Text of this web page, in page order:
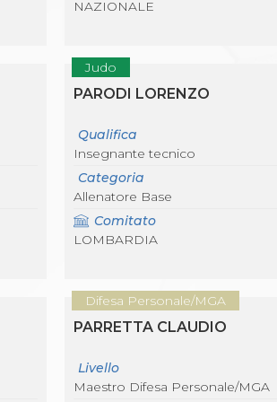
NAZIONALE
Judo
PARODI LORENZO
Qualifica
Insegnante tecnico
Categoria
Allenatore Base
Comitato
LOMBARDIA
Difesa Personale/MGA
PARRETTA CLAUDIO
Livello
Maestro Difesa Personale/MGA